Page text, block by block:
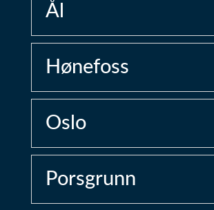
Ål
Hønefoss
Oslo
Porsgrunn